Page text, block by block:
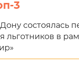
3
состоялась
льготников в